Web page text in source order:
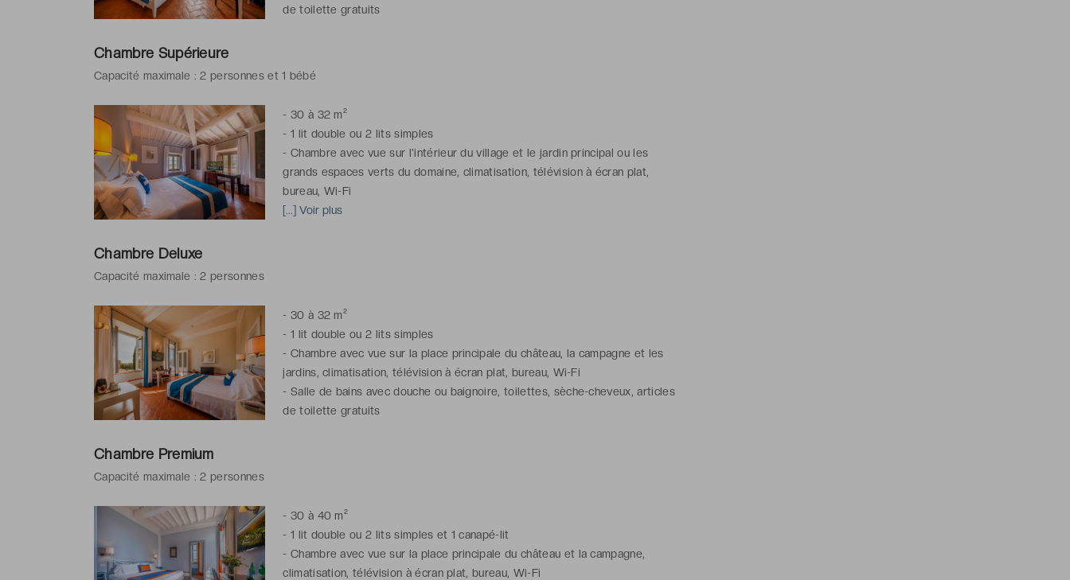
de toilette gratuits
Chambre Supérieure
Capacité maximale : 2 personnes et 1 bébé
- 30 à 32 m²
- 1 lit double ou 2 lits simples
- Chambre avec vue sur l'intérieur du village et le jardin principal ou les
grands espaces verts du domaine, climatisation, télévision à écran plat,
bureau, Wi-Fi
-Salle de bains avec douche ou baignoire, toilettes, sèche-cheveux, articles
[...] Voir plus
Chambre Deluxe
Capacité maximale : 2 personnes
- 30 à 32 m²
- 1 lit double ou 2 lits simples
- Chambre avec vue sur la place principale du château, la campagne et les
jardins, climatisation, télévision à écran plat, bureau, Wi-Fi
- Salle de bains avec douche ou baignoire, toilettes, sèche-cheveux, articles
de toilette gratuits
Chambre Premium
Capacité maximale : 2 personnes
- 30 à 40 m²
- 1 lit double ou 2 lits simples et 1 canapé-lit
- Chambre avec vue sur la place principale du château et la campagne,
climatisation, télévision à écran plat, bureau, Wi-Fi